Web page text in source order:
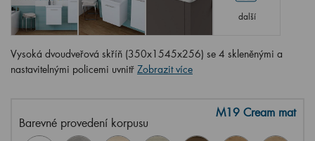
další
Vysoká dvoudveřová skříň (350x1545x256) se 4 skleněnými a
nastavitelnými policemi uvnitř Zobrazit více
Barevné provedení korpusu
M19 Cream mat